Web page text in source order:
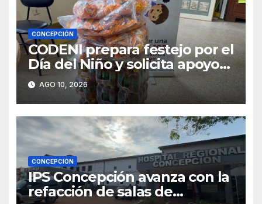
CONCEPCIÓN
CODENI prepara festejo por el
Día del Niño y solicita apoyo
para llegar a 300 chicos
AGO 10, 2026
CONCEPCIÓN
IPS Concepción avanza con la
refacción de salas de